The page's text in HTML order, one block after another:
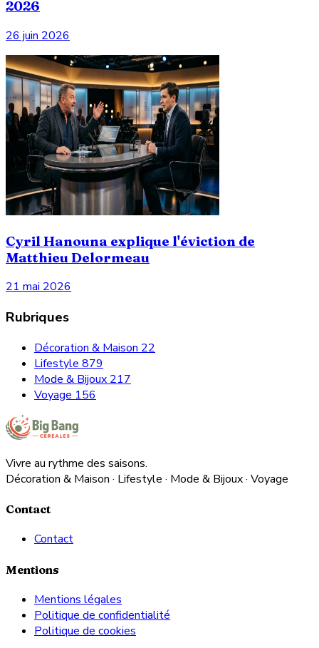
2026
26 juin 2026
Cyril Hanouna explique l'éviction de
Matthieu Delormeau
21 mai 2026
Rubriques
Décoration & Maison 22
Lifestyle 879
Mode & Bijoux 217
Voyage 156
Vivre au rythme des saisons.
Décoration & Maison · Lifestyle · Mode & Bijoux · Voyage
Contact
Contact
Mentions
Mentions légales
Politique de confidentialité
Politique de cookies